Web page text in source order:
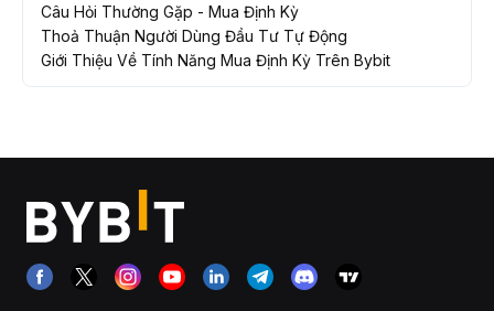
Câu Hỏi Thường Gặp - Mua Định Kỳ
Thoả Thuận Người Dùng Đầu Tư Tự Động
Giới Thiệu Về Tính Năng Mua Định Kỳ Trên Bybit